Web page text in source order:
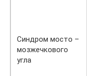
Синдром мосто –
мозжечкового
угла